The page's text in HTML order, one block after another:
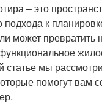
– это
подхода к
может превратить
статье мы
помогут вам